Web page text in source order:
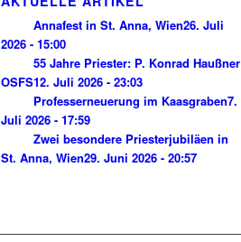
Annafest in St. Anna, Wien26. Juli
2026 - 15:00
55 Jahre Priester: P. Konrad Haußner
OSFS12. Juli 2026 - 23:03
Professerneuerung im Kaasgraben7.
Juli 2026 - 17:59
Zwei besondere Priesterjubiläen in
St. Anna, Wien29. Juni 2026 - 20:57